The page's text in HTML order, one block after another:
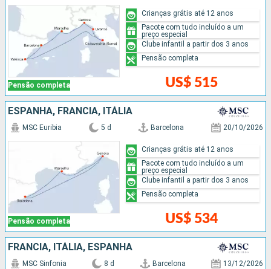
Pensão completa US$ 515
Crianças grátis até 12 anos
Pacote com tudo incluído a um
preço especial
Clube infantil a partir dos 3 anos
Pensão completa
ESPANHA, FRANCIA, ITÁLIA
Pensão completa
MSC Euribia 5 d Barcelona 20/10/2026
US$ 534
Crianças grátis até 12 anos
Pacote com tudo incluído a um
preço especial
Clube infantil a partir dos 3 anos
Pensão completa
FRANCIA, ITÁLIA, ESPANHA
MSC Sinfonia 8 d Barcelona 13/12/2026